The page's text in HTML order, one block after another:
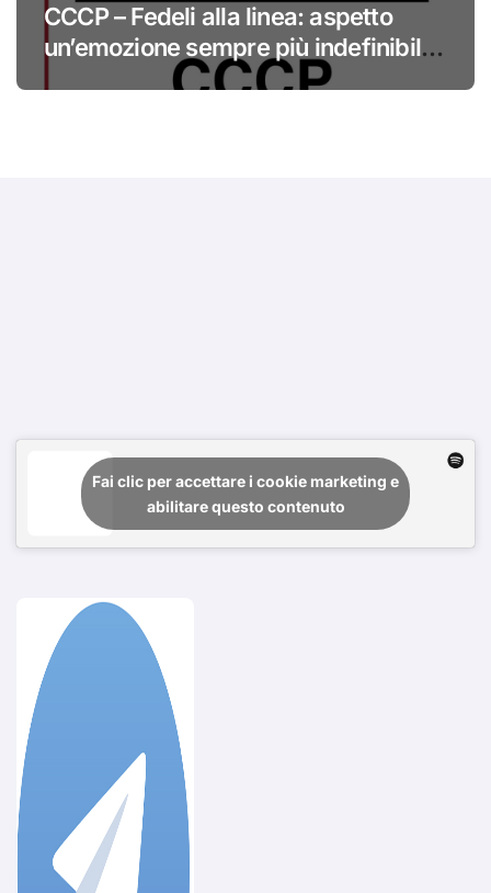
CCCP – Fedeli alla linea: aspetto
un’emozione sempre più indefinibile
#primadinoi
Fai clic per accettare i cookie marketing e
abilitare questo contenuto